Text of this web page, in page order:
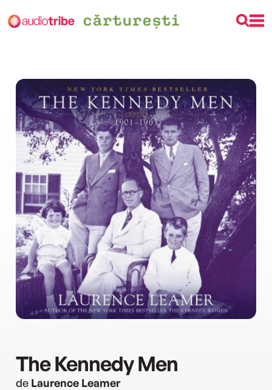
The Kennedy Men
de Laurence Leamer